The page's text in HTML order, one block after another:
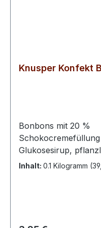
Knusper Konfekt
Bonbons mit 20 %
Glukosesirup,
Raps), fettarmes
Inhalt: 0.1 Kilogramm